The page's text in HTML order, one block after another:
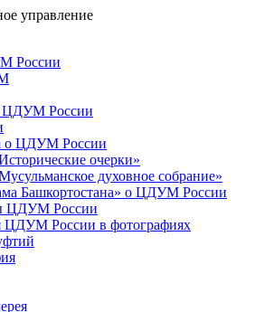
управление
России
России
о ЦДУМ России
очерки»
духовное собрание»
Башкортостана» о ЦДУМ России
ЦДУМ России
ЦДУМ России в фотографиях